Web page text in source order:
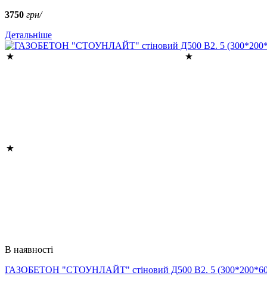
3750 грн/
Детальніше
В наявності
ГАЗОБЕТОН "СТОУНЛАЙТ" стіновий Д500 В2. 5